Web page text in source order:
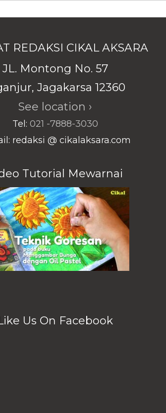
REDAKSI CIKAL AKSARA
JL. Montong No. 57
Jagakarsa 12360
See location ›
Tel: 021 -7888-3030
redaksi @ cikalaksara.com
Tutorial Mewarnai
Us On Facebook